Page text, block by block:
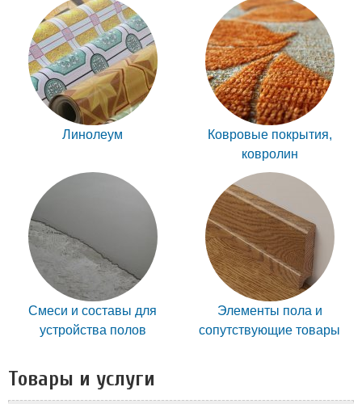
Линолеум
Ковровые покрытия,
ковролин
Смеси и составы для
устройства полов
Элементы пола и
сопутствующие товары
Товары и услуги